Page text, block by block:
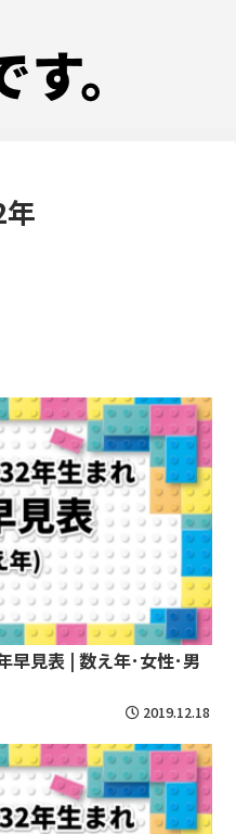
早見表 | 数え年･女性･男
2019.12.18